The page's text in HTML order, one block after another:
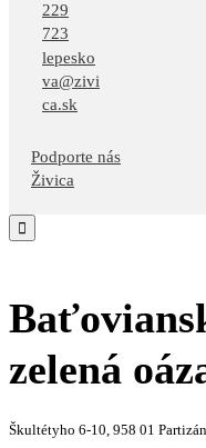
229
723
lepesko
va@zivi
ca.sk
Podporte nás
Živica

zelená
Škultétyho 6-10, 958 01